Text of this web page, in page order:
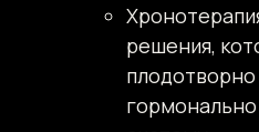
решения,